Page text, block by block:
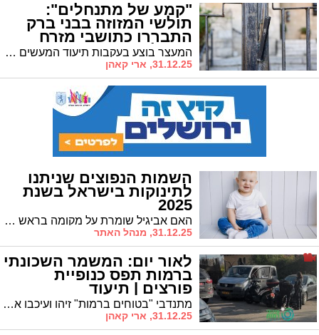
"קמע של מתנחלים":
תולשי המזוזה בבני ברק
התבררו כתושבי מזרח
ירושלים המעצר בוצע בעקבות תיעוד המעשים שהופץ ברשתות החברתיות • החשודים, בני 17 ו־20, נחקרו בחשד "לפגיעה ברגשות הציבור"
31.12.25, ארי קאהן
השמות הנפוצים שניתנו
לתינוקות בישראל בשנת
2025
האם אביגיל שומרת על מקומה בראש טבלת השמות הנפוצים? ואצל הבנים יש שינוי? מה השמות החדשים שהתגנבו השנה? והאם יש באמת שינויים ברשימת השמות משנה לשנה? אם התלבטתם איך לקרוא לילד או לילדה שלכם, רשות האוכלוסין וההגירה עם רשימת השמות הפופולריים בישראל
31.12.25, מנהל האתר
לאור יום: המשמר השכונתי
ברמות תפס כנופיית
פורצים | תיעוד
מתנדבי "בטוחים ברמות" זיהו ועיכבו את החשודים ברחוב מעלה אורנים • האירוע מטופל בידי המשטרה
31.12.25, ארי קאהן